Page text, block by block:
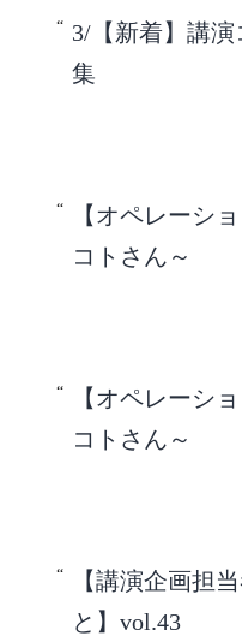
3/【新着】講
集
【オペレーシ
コトさん～
【オペレーシ
コトさん～
【講演企画担
と】vol.43